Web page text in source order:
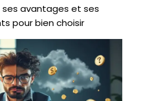
ses avantages et ses
pour bien choisir